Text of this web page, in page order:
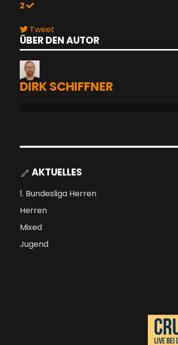
2
Tweet
pinterest
ÜBER DEN AUTOR
DIRK SCHIFFNER
AKTUELLES
1. Bundesliga Herren
Herren
Mixed
Jugend